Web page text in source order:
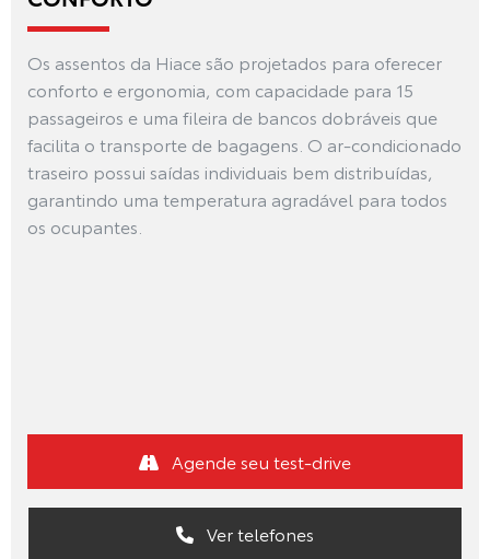
Os assentos da Hiace são projetados para oferecer
conforto e ergonomia, com capacidade para 15
passageiros e uma fileira de bancos dobráveis que
facilita o transporte de bagagens. O ar-condicionado
traseiro possui saídas individuais bem distribuídas,
garantindo uma temperatura agradável para todos
os ocupantes.
Ver telefones
Agende seu test-drive